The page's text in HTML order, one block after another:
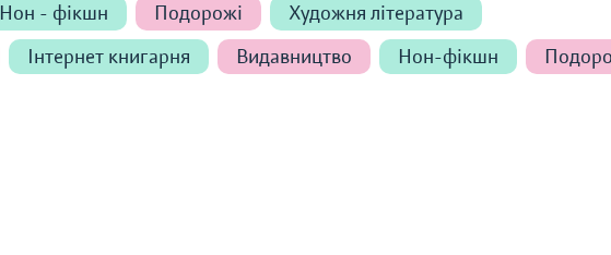
Нон - фікшн Подорожі
Художня література
Інтернет книгарня Видавництво Нон-фікшн